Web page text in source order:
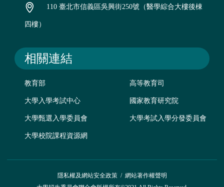
110 臺北市信義區吳興街250號（醫學綜合大樓後棟
四樓）
相關連結
教育部 高等教育司
大學入學考試中心 國家教育研究院
大學甄選入學委員會 大學考試入學分發委員會
大學校院課程資源網
隱私權及網站安全政策/ 網站著作權聲明